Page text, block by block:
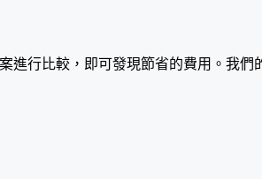
進行比較，即可發現節省的費用。我們